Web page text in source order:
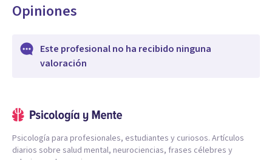
Opiniones
Este profesional no ha recibido ninguna
valoración
Psicología para profesionales, estudiantes y curiosos. Artículos
diarios sobre salud mental, neurociencias, frases célebres y